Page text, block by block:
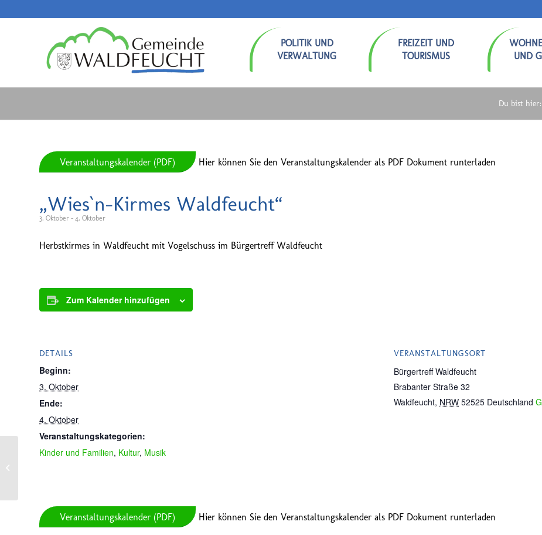
POLITIK UND
VERWALTUNG
FREIZEIT UND
TOURISMUS
UND
Du bist hier:
Veranstaltungskalender (PDF) Hier können Sie den Veranstaltungskalender als PDF Dokument runterladen
„Wies`n-Kirmes Waldfeucht“
3. Oktober - 4. Oktober
Herbstkirmes in Waldfeucht mit Vogelschuss im Bürgertreff Waldfeucht
Zum Kalender hinzufügen
DETAILS
Beginn:
3. Oktober
Ende:
4. Oktober
Veranstaltungskategorien:
Kinder und Familien, Kultur, Musik
VERANSTALTUNGSORT
Bürgertreff Waldfeucht
Brabanter Straße 32
Waldfeucht, NRW 52525 Deutschland
Veranstaltungskalender (PDF) Hier können Sie den Veranstaltungskalender als PDF Dokument runterladen